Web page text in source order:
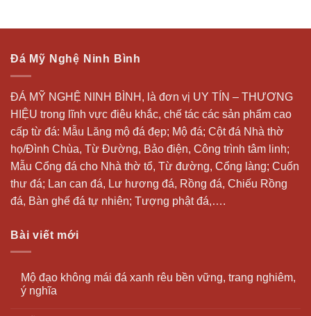
Đá Mỹ Nghệ Ninh Bình
ĐÁ MỸ NGHỆ NINH BÌNH, là đơn vị UY TÍN – THƯƠNG
HIỆU trong lĩnh vực điêu khắc, chế tác các sản phẩm cao
cấp từ đá: Mẫu Lăng mộ đá đẹp; Mộ đá; Cột đá Nhà thờ
họ/Đình Chùa, Từ Đường, Bảo điện, Công trình tâm linh;
Mẫu Cổng đá cho Nhà thờ tổ, Từ đường, Cổng làng; Cuốn
thư đá; Lan can đá, Lư hương đá, Rồng đá, Chiếu Rồng
đá, Bàn ghế đá tự nhiên; Tượng phật đá,….
Bài viết mới
Mộ đạo không mái đá xanh rêu bền vững, trang nghiêm,
ý nghĩa